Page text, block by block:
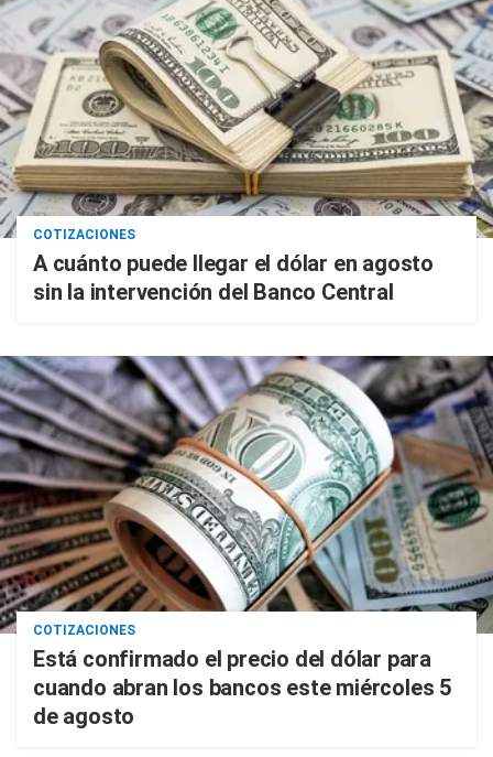
COTIZACIONES
A cuánto puede llegar el dólar en agosto
sin la intervención del Banco Central
COTIZACIONES
Está confirmado el precio del dólar para
cuando abran los bancos este miércoles 5
de agosto